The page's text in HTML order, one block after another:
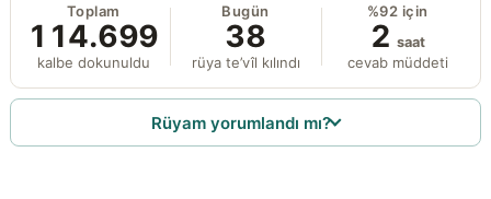
Toplam
114.699
kalbe dokunuldu
Bugün
38
rüya te’vîl kılındı
%92 için
2 saat
cevab müddeti
Rüyam yorumlandı mı?